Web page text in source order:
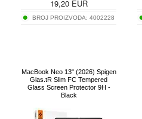
19,20EUR
BROJ PROIZVODA: 4002228
MacBook Neo 13" (2026) Spigen
Glas.tR Slim FC Tempered
Glass Screen Protector 9H -
Black